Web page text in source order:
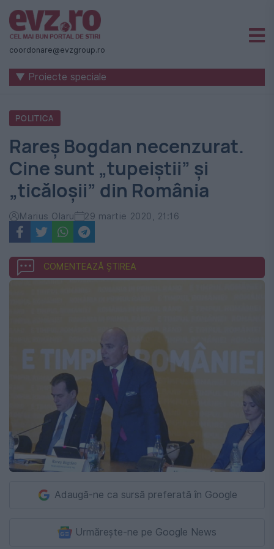
Știri
naționale
internaționale
România
-
Evenimentul
Zilei
coordonare@evzgroup.ro
▼ Proiecte speciale
POLITICA
Rareș Bogdan necenzurat.
Cine sunt „tupeiștii” și
„ticăloșii” din România
Marius Olaru 29 martie 2020, 21:16
COMENTEAZĂ ȘTIREA
Adaugă-ne ca sursă preferată în Google
Urmărește-ne pe Google News